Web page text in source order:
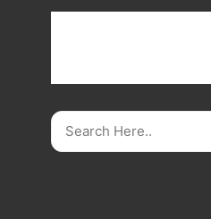
Search